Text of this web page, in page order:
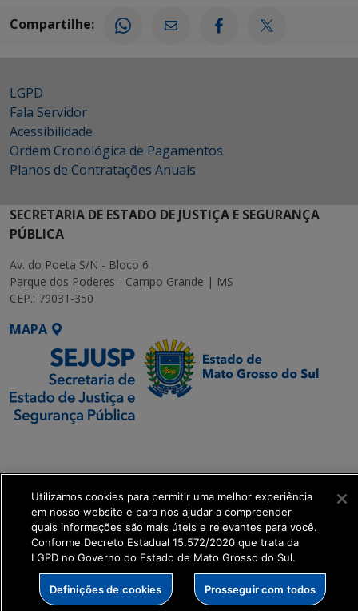
Compartilhe:
LGPD
Fala Servidor
Acessibilidade
Ordem Cronológica de Pagamentos
Planos de Contratações Anuais
SECRETARIA DE ESTADO DE JUSTIÇA E SEGURANÇA
PÚBLICA
Av. do Poeta S/N - Bloco 6
Parque dos Poderes - Campo Grande | MS
CEP.: 79031-350
MAPA
get_footer();
Utilizamos cookies para permitir uma melhor experiência
em nosso website e para nos ajudar a compreender
quais informações são mais úteis e relevantes para você.
Conforme Decreto Estadual 15.572/2020 que trata da
LGPD no Governo do Estado de Mato Grosso do Sul.
Definições de cookies Prosseguir com todos